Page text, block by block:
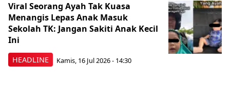
HEADLINE
Viral Seorang Ayah Tak Kuasa
Menangis Lepas Anak Masuk
Sekolah TK: Jangan Sakiti Anak Kecil
Ini
Kamis, 16 Jul 2026 - 14:30